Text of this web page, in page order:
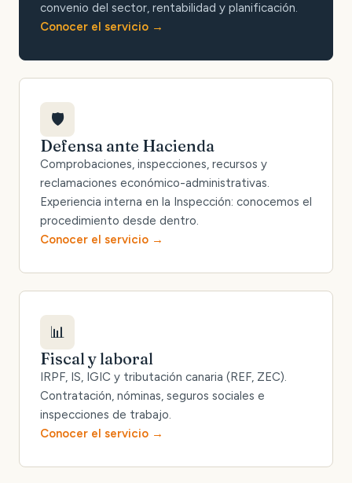
convenio del sector, rentabilidad y planificación.
Conocer el servicio
🛡️
Defensa ante Hacienda
Comprobaciones, inspecciones, recursos y
reclamaciones económico-administrativas.
Experiencia interna en la Inspección: conocemos el
procedimiento desde dentro.
Conocer el servicio
📊
Fiscal y laboral
IRPF, IS, IGIC y tributación canaria (REF, ZEC).
Contratación, nóminas, seguros sociales e
inspecciones de trabajo.
Conocer el servicio